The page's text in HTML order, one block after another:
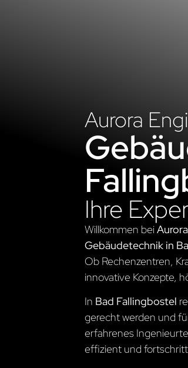
Aurora
Ihre
Willkommen bei
Gebäudetechnik in
Ob Rechenzentren,
innovative Konzepte,
In Bad Fallingbostel
gerecht werden und
erfahrenes
effizient und